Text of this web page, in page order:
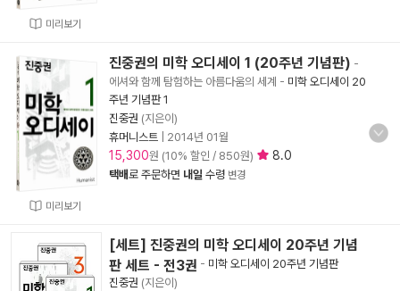
미리보기
미리보기
진중권의 미학 오디세이 1 (20주년 기념판) -
에셔와 함께 탐험하는 아름다움의 세계 - 미학 오디세이 20
주년 기념판 1
진중권 (지은이)
휴머니스트
2014년 01월
15,300원 (10% 할인 / 850원) 8.0
택배로 주문하면 내일 수령 변경
[세트] 진중권의 미학 오디세이 20주년 기념
판 세트 - 전3권 - 미학 오디세이 20주년 기념판
진중권 (지은이)